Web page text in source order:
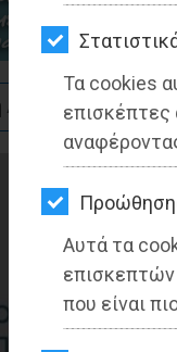
Τα cookies
επισκέπτες
Αυτά τα
επισκεπτών
που είναι